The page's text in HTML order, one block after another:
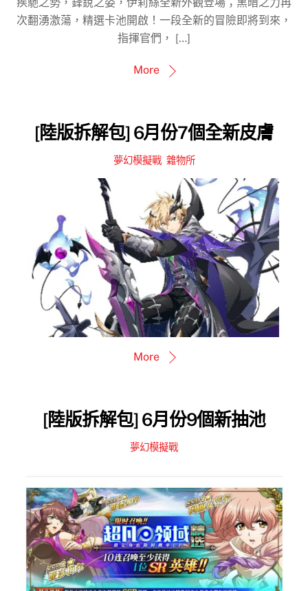
次翻湧激蕩，精選卡池開啟！一段全新的冒險即將到來，
指揮官們， […]
More
[陸版拆解包] 6月份7個全新皮膚
夢幻模擬戰, 雜物所
More
[陸版拆解包] 6月份9個新抽池
夢幻模擬戰